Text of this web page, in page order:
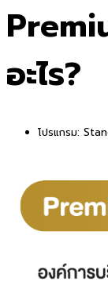
อะไร?
โปรแกรม: